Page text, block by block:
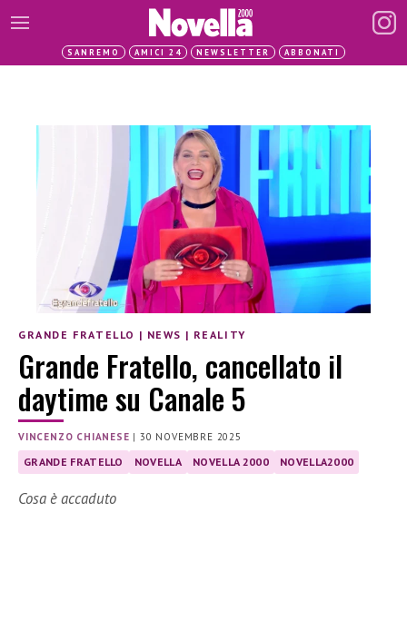
SANREMO AMICI 24 NEWSLETTER ABBONATI
GRANDE FRATELLO | NEWS | REALITY
Grande Fratello, cancellato il
daytime su Canale 5
VINCENZO CHIANESE |30 NOVEMBRE 2025
GRANDE FRATELLO NOVELLA NOVELLA 2000 NOVELLA2000
Cosa è accaduto